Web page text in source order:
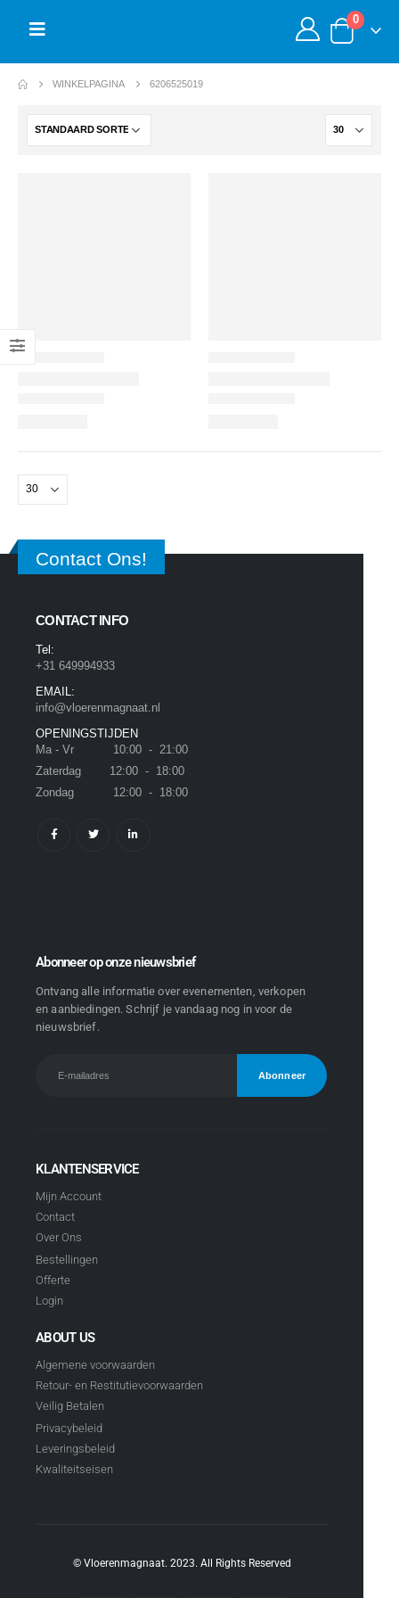
0
WINKELPAGINA 6206525019
Contact Ons!
CONTACT INFO
Tel:
+31 649994933
EMAIL:
info@vloerenmagnaat.nl
OPENINGSTIJDEN
Ma - Vr 10:00 - 21:00
Zaterdag 12:00 - 18:00
Zondag 12:00 - 18:00
Abonneer op onze nieuwsbrief
Ontvang alle informatie over evenementen, verkopen
en aanbiedingen. Schrijf je vandaag nog in voor de
nieuwsbrief.
KLANTENSERVICE
Mijn Account
Contact
Over Ons
Bestellingen
Offerte
Login
ABOUT US
Algemene voorwaarden
Retour- en Restitutievoorwaarden
Veilig Betalen
Privacybeleid
Leveringsbeleid
Kwaliteitseisen
© Vloerenmagnaat. 2023. All Rights Reserved